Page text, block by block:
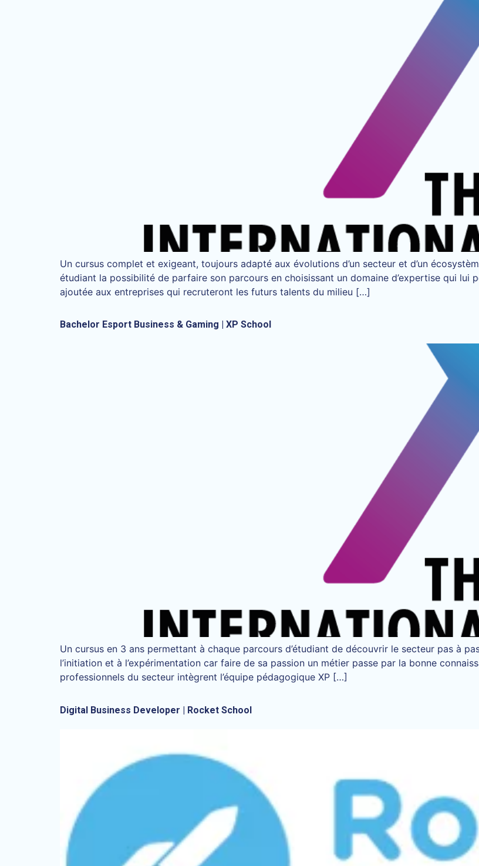
Un cursus complet et exigeant, toujours adapté aux évolutions d’un secteur et d’un
étudiant la possibilité de parfaire son parcours en choisissant un domaine d’expertise qui lui
ajoutée aux entreprises qui recruteront les futurs talents du milieu […]
Bachelor Esport Business & Gaming | XP School
Un cursus en 3 ans permettant à chaque parcours d’étudiant de découvrir le secteur pas à
l’initiation et à l’expérimentation car faire de sa passion un métier passe par la bonne
professionnels du secteur intègrent l’équipe pédagogique XP […]
Digital Business Developer | Rocket School